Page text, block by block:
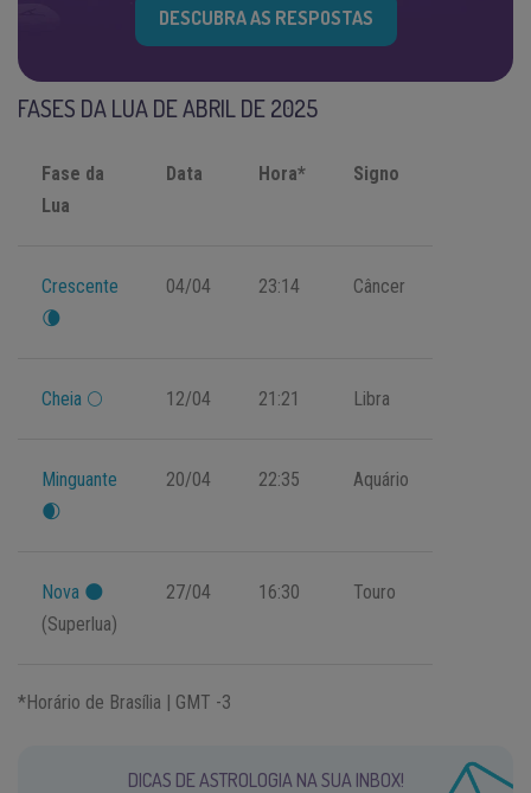
DESCUBRA AS RESPOSTAS
FASES DA LUA DE ABRIL DE 2025
Fase da
Lua
Data Hora* Signo
Crescente
🌘
04/04 23:14 Câncer
Cheia 🌕 12/04 21:21 Libra
Minguante
🌒
20/04 22:35 Aquário
Nova 🌑
(Superlua)
27/04 16:30 Touro
*Horário de Brasília | GMT -3
DICAS DE ASTROLOGIA NA SUA INBOX!